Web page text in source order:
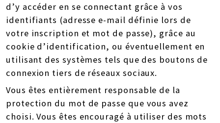
d’y accéder en se connectant grâce à vos
identifiants (adresse e-mail définie lors de
votre inscription et mot de passe), grâce au
cookie d’identification, ou éventuellement en
utilisant des systèmes tels que des boutons de
connexion tiers de réseaux sociaux.
Vous êtes entièrement responsable de la
protection du mot de passe que vous avez
choisi. Vous êtes encouragé à utiliser des mots